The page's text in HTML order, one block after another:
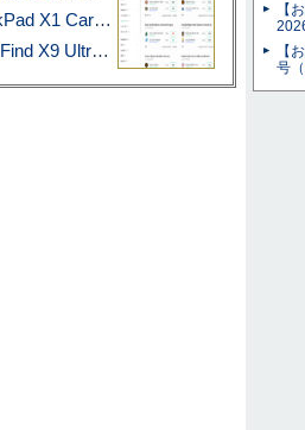
あこがれの旗艦モバイルノートPC最新モデル=「ThinkPad X1 Carbon Gen 14 Aura Edition」実機レビュー
ハッセルブラッド搭載の頂上カメラ・スマホ「OPPO Find X9 Ultra」実写レビュー=プロが本気で徹底撮影しました!!
【
【
号